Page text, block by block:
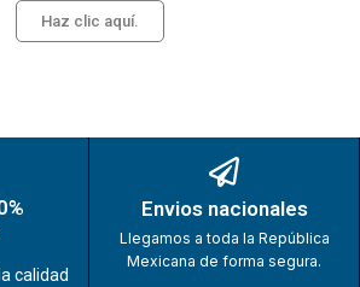
Haz clic aquí.
calidad
Envios nacionales
Llegamos a toda la República
Mexicana de forma segura.